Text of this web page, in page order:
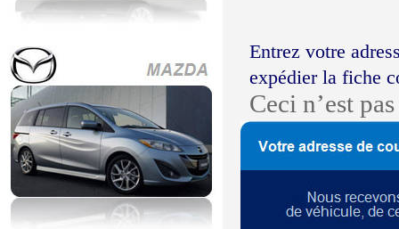
Entrez votre
expédier la fiche
Ceci n’est